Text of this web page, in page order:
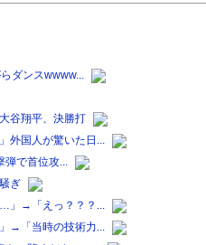
ダンスwwww...
谷翔平、決勝打
外国人が驚いた日...
弾で首位攻...
ぎ
…」→「えっ？？？...
→「当時の技術力...